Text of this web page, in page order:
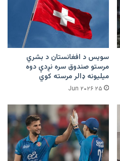
سویس د افغانستان د بشري
مرستو صندوق سره نږدې دوه
میلیونه ډالر مرسته کوي
۲۵ Jun ۲۰۲۶